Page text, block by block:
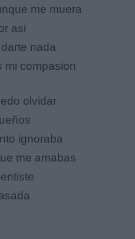
me muera
asi
nada
mi compasion
olvidar
ignoraba
me amabas